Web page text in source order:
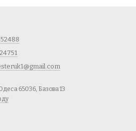
65036, Базова 13